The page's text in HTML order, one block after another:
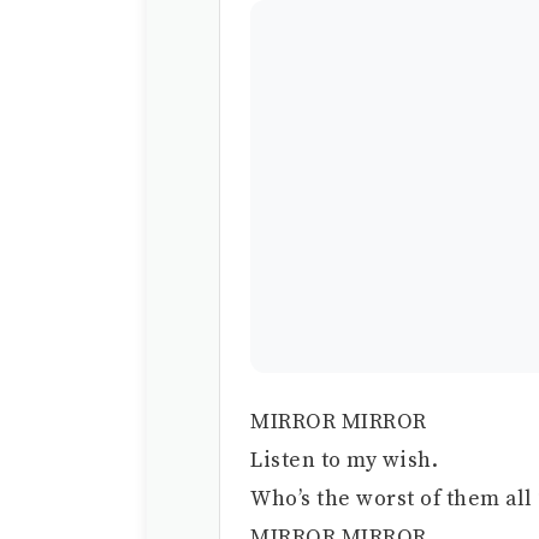
MIRROR MIRROR
Listen to my wish.
Who’s the worst of them all